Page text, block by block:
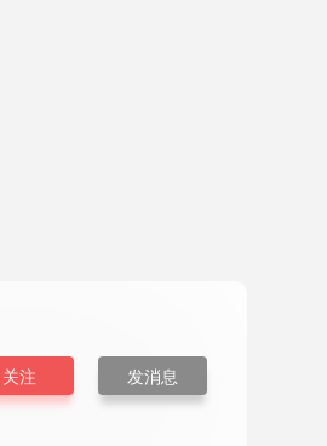
关注 发消息